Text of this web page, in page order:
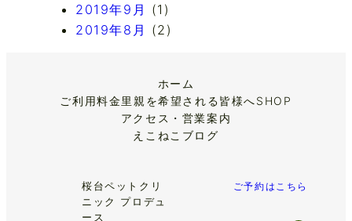
2019年9月 (1)
2019年8月 (2)
ホーム
ご利用料金里親を希望される皆様へSHOP
アクセス・営業案内
えこねこブログ
桜台ペットクリ
ニック プロデュ
ース
ご予約はこちら